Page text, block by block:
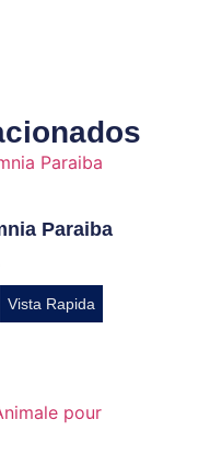
Paraiba
Vista Rapida